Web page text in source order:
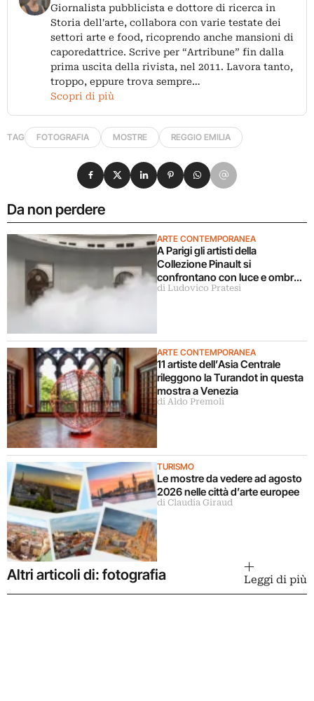
Giornalista pubblicista e dottore di ricerca in
Storia dell'arte, collabora con varie testate dei
settori arte e food, ricoprendo anche mansioni di
caporedattrice. Scrive per “Artribune” fin dalla
prima uscita della rivista, nel 2011. Lavora tanto,
troppo, eppure trova sempre…
Scopri di più
TAG FOTOGRAFIA MOSTRE REGGIO EMILIA
Da non perdere
ARTE CONTEMPORANEA
A Parigi gli artisti della
Collezione Pinault si
confrontano con luce e ombra
in una grande mostra
di Ludovico Pratesi
ARTE CONTEMPORANEA
11 artiste dell’Asia Centrale
rileggono la Turandot in questa
mostra a Venezia
di Aldo Premoli
TURISMO
Le mostre da vedere ad agosto
2026 nelle città d’arte europee
di Claudia Giraud
Condividi su Facebook
Condividi su X
Condividi su LinkedIn
Condividi su Pinterest
Condividi su WhatsApp
Condividi su Email
Altri articoli di: fotografia Leggi di più